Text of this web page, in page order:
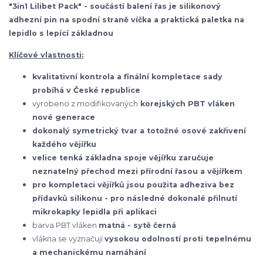
"3in1 Lilibet Pack" - součástí balení řas je silikonový
adhezní pin na spodní straně víčka a praktická paletka na
lepidlo s lepící základnou
Klíčové vlastnosti:
kvalitativní kontrola a finální kompletace sady
probíhá v České republice
vyrobeno z modifikovaných korejských PBT vláken
nové generace
dokonalý symetrický tvar a totožné osové zakřivení
každého vějířku
velice tenká základna spoje vějířku zaručuje
neznatelný přechod mezi přírodní řasou a vějířkem
pro kompletaci vějířků jsou použita adheziva bez
přídavků silikonu - pro následné dokonalé přilnutí
mikrokapky lepidla při aplikaci
barva PBT vláken matná - sytě černá
vlákna se vyznačujívysokou odolností proti tepelnému
a mechanickému namáhání